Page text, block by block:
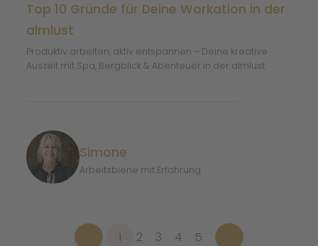
Top 10 Gründe für Deine Workation in der
almlust
Produktiv arbeiten, aktiv entspannen – Deine kreative
Auszeit mit Spa, Bergblick & Abenteuer in der almlust.
Simone
Arbeitsbiene mit Erfahrung
1 2 3 4 5